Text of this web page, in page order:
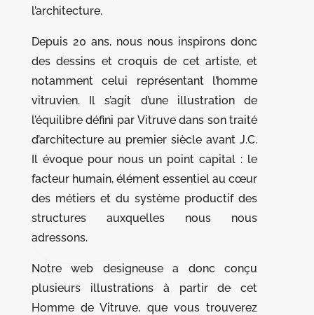
l’architecture.
Depuis 20 ans, nous nous inspirons donc
des dessins et croquis de cet artiste, et
notamment celui représentant l’homme
vitruvien. Il s’agit d’une illustration de
l’équilibre défini par Vitruve dans son traité
d’architecture au premier siècle avant J.C.
Il évoque pour nous un point capital : le
facteur humain, élément essentiel au cœur
des métiers et du système productif des
structures auxquelles nous nous
adressons.
Notre web designeuse a donc conçu
plusieurs illustrations à partir de cet
Homme de Vitruve, que vous trouverez